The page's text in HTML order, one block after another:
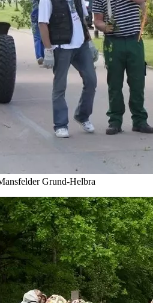
Grund-Helbra